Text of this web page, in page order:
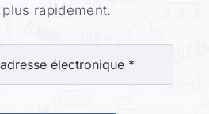
rapidement.